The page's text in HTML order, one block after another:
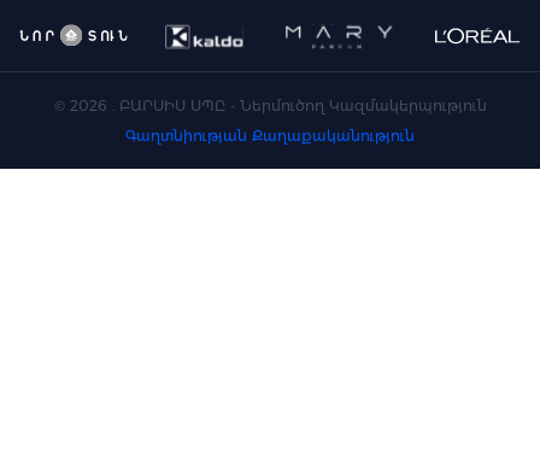
© 2026 . ԲԱՐՍԻՍ ՍՊԸ - Ներմուծող Կազմակերպություն
Գաղտնիության Քաղաքականություն